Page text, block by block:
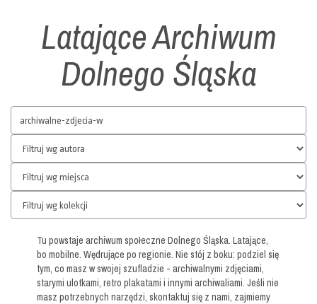
Latające Archiwum
Dolnego Śląska
Tu powstaje archiwum społeczne Dolnego Śląska. Latające,
bo mobilne. Wędrujące po regionie. Nie stój z boku: podziel się
tym, co masz w swojej szufladzie - archiwalnymi zdjęciami,
starymi ulotkami, retro plakatami i innymi archiwaliami. Jeśli nie
masz potrzebnych narzędzi, skontaktuj się z nami, zajmiemy